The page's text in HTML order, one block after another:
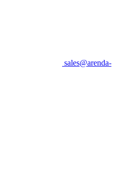
sales@arenda-